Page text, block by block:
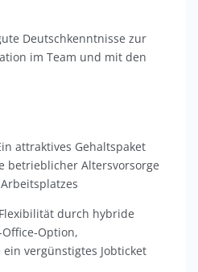
Deutschkenntnisse zur
im Team und mit den
attraktives Gehaltspaket
betrieblicher Altersvorsorge
durch hybride
Option,
vergünstigtes Jobticket